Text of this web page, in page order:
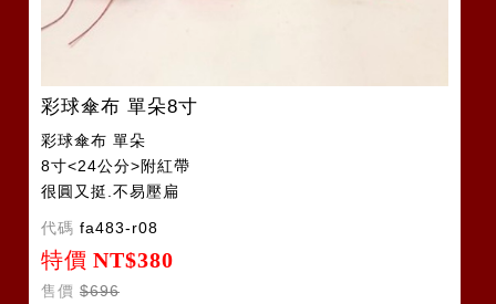
彩球傘布 單朵8寸
彩球傘布 單朵
8寸<24公分>附紅帶
很圓又挺.不易壓扁
代碼 fa483-r08
特價 NT$380
售價 $696